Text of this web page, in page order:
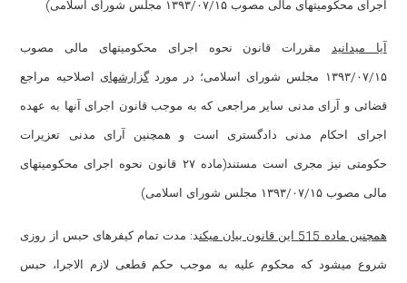
اجرای محکومیتهای مالی مصوب ۱۳۹۳ / ۰۷/ ۱۵ مجلس شورای اسلامی )
آیا میدانید مقررات قانون نحوه اجرای محکومیتهای مالی مصوب
۱۳۹۳/ ۰۷/ ۱۵ مجلس شورای اسلامی؛ در مورد گزارشهای اصلاحیه مراجع
قضائی و آرای مدنی سایر مراجعی که به موجب قانون اجرای آنها به عهده
اجرای احکام مدنی دادگستری است و همچنین آرای مدنی تعزیرات
حکومتی نیز مجری است مستند( ماده ۲۷ قانون نحوه اجرای محکومیتهای
مالی مصوب ۱۳۹۳ / ۰۷/ ۱۵ مجلس شورای اسلامی )
همچنین ماده 515 این قانون بیان میکند: مدت تمام کیفرهای حبس از روزی
شروع میشود که محکوم علیه به موجب حکم قطعی لازم الاجرا، حبس